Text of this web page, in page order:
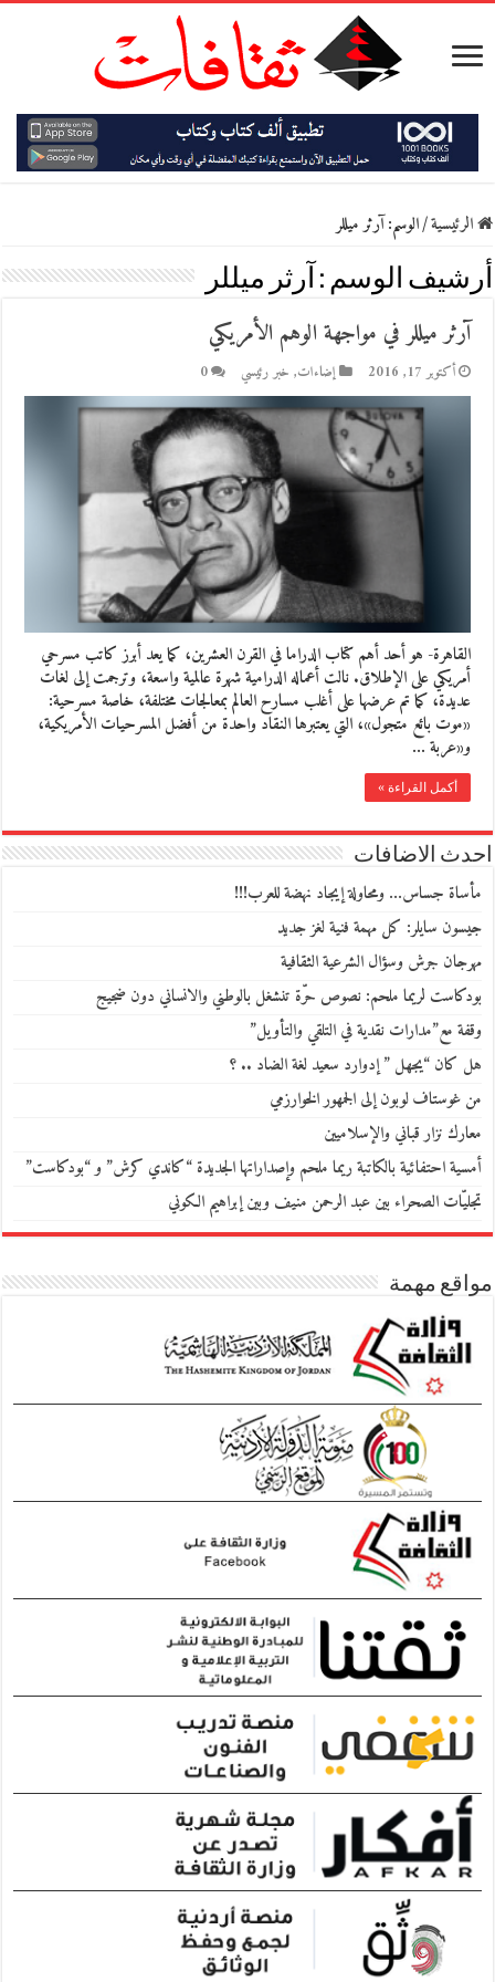
الرئيسية/الوسم:آرثر ميللر
أرشيف الوسم : آرثر ميللر
آرثر ميللر في مواجهة الوهم الأمريكي
أكتوبر 17, 2016 إضاءات, خبر رئيسي 0
القاهرة- هو أحد أهم كتاب الدراما في القرن العشرين، كما يعد أبرز كاتب مسرحي
أمريكي على الإطلاق. نالت أعماله الدرامية شهرة عالمية واسعة، وترجمت إلى لغات
عديدة، كما تم عرضها على أغلب مسارح العالم بمعالجات مختلفة، خاصة مسرحية:
«موت بائع متجول»، التي يعتبرها النقاد واحدة من أفضل المسرحيات الأمريكية،
و«عربة …
أكمل القراءة »
احدث الاضافات
مأساة جساس… ومحاولة إيجاد نهضة للعرب!!!
جيسون سايلر: كل مهمة فنية لغز جديد
مهرجان جرش وسؤال الشرعية الثقافية
بودكاست لريما ملحم: نصوص حرّة تنشغل بالوطني والانساني دون ضجيج
وقفة مع”مدارات نقدية في التلقي والتأويل”
هل كان “يجهل ” إدوارد سعيد لغة الضاد .. ؟
من غوستاف لوبون إلى الجمهور الخوارزمي
معارك نزار قباني والإسلاميين
أمسية احتفائية بالكاتبة ريما ملحم وإصداراتها الجديدة “كاندي كرش” و “بودكاست”
تجليّات الصحراء بين عبد الرحمن منيف وبين إبراهيم الكوني
مواقع مهمة